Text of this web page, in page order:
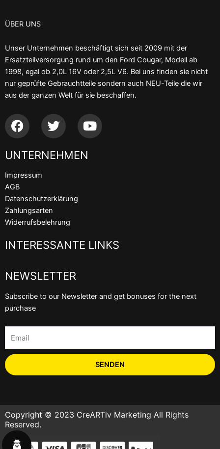
ÜBER UNS
Unser Unternehmen beschäftigt sich seit 2009 mit der
Ersatzteilversorgung rund um den Ford Cougar, Modell ab
1998, egal ob 2,0L 16V oder 2,5L V6. Bei uns finden sie nicht
nur geprüfte Gebrauchtteile sondern auch NEU-Teile die wir
aus der ganzen Welt für sie beschaffen.
F
a
e
o
o
k
T
w
t
r
Y
o
UNTERNEHMEN
Impressum
AGB
Datenschutzerklärung
Zahlungsarten
Widerrufsbelehrung
INTERESSANTE LINKS
NEWSLETTER
Subscribe to our Newsletter and get bonuses for the next
purchase
SENDEN
Copyright © 2023 CreARTiv Marketing All Rights
Reserved.